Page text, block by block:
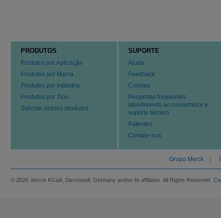
PRODUTOS
Produtos por Aplicação
Produtos por Marca
Produtos por Indústria
Produtos por Tipo
Solicitar nossos produtos
SUPORTE
Ajuda
Feedback
Cookies
Perguntas frequentes
atendimento ao consumidor e
suporte técnico
Patentes
Contate-nos
Grupo Merck
© 2026 Merck KGaA, Darmstadt, Germany and/or its affiliates. All Rights Reserved.